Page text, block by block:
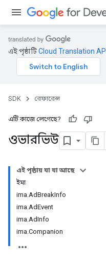
এই পৃষ্ঠাটিCloud Translation API
SDK রেফারেন্স
এটি কাজে লেগেছে?
ওভারভিউ
এই পৃষ্ঠায় যা যা আছে
ইমা
ima.AdBreakInfo
ima.AdEvent
ima.AdInfo
ima.Companion